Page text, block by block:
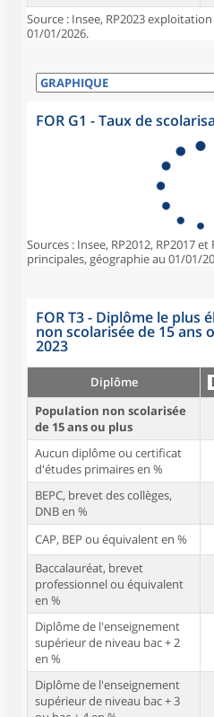
Source : Insee, RP2023
01/01/2026.
FOR G1 - Taux de
Sources : Insee, RP2012, RP2017
principales, géographie au 01/01/
FOR T3 - Diplôme le plus
non scolarisée de 15 ans
2023
Diplôme
Population non scolarisée
de 15 ans ou plus
Aucun diplôme ou certificat
d'études primaires en %
BEPC, brevet des collèges,
DNB en %
CAP, BEP ou équivalent en %
Baccalauréat, brevet
professionnel ou équivalent
en %
Diplôme de l'enseignement
supérieur de niveau bac + 2
en %
Diplôme de l'enseignement
supérieur de niveau bac + 3